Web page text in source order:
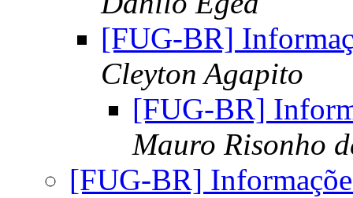
[FUG-BR]
Cleyton Agapito
[FUG-BR]
Mauro Risonho
[FUG-BR]